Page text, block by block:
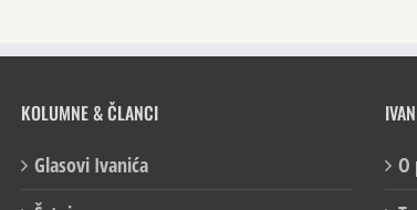
KOLUMNE & ČLANCI
Glasovi Ivanića
O